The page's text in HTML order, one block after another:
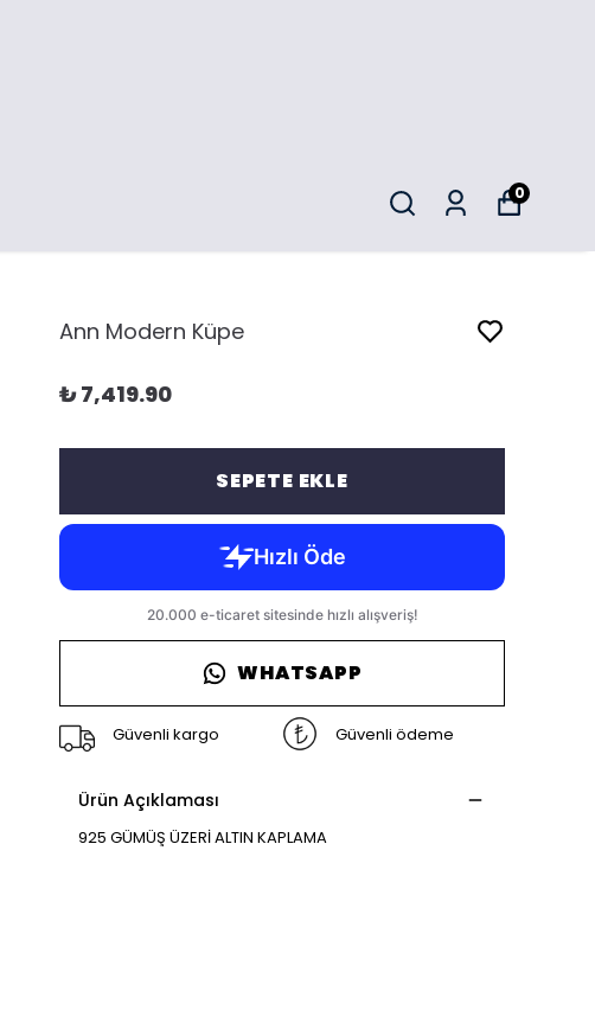
0
Ann Modern Küpe
₺ 7,419.90
SEPETE EKLE
WHATSAPP
Güvenli kargo Güvenli ödeme
Ürün Açıklaması
925 GÜMÜŞ ÜZERİ ALTIN KAPLAMA